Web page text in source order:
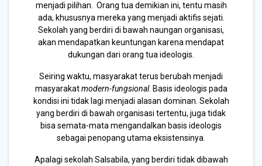
menjadi pilihan. Orang tua demikian ini, tentu masih
ada, khususnya mereka yang menjadi aktifis sejati.
Sekolah yang berdiri di bawah naungan organisasi,
akan mendapatkan keuntungan karena mendapat
dukungan dari orang tua ideologis.
Seiring waktu, masyarakat terus berubah menjadi
masyarakatmodern-fungsional. Basis ideologis pada
kondisi ini tidak lagi menjadi alasan dominan. Sekolah
yang berdiri di bawah organisasi tertentu, juga tidak
bisa semata-mata mengandalkan basis ideologis
sebagai penopang utama eksistensinya.
Apalagi sekolah Salsabila, yang berdiri tidak dibawah